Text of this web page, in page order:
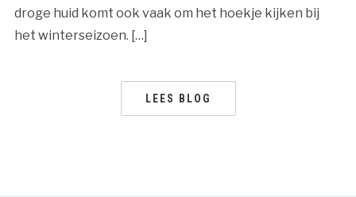
droge huid komt ook vaak om het hoekje kijken bij
het winterseizoen. […]
LEES BLOG